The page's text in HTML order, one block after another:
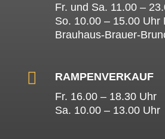
Fr. und Sa. 11.00 –
So. 10.00 – 15.00 Uhr
Brauhaus-Brauer-

RAMPENVERKAUF
Fr. 16.00 – 18.30 Uhr
Sa. 10.00 – 13.00 Uhr